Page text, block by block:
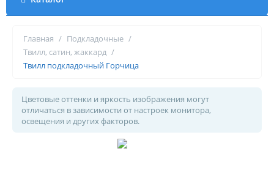
Главная / Подкладочные /
Твилл, сатин, жаккард /
Твилл подкладочный Горчица
Цветовые оттенки и яркость изображения могут
отличаться в зависимости от настроек монитора,
освещения и других факторов.